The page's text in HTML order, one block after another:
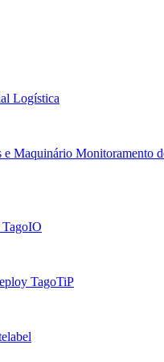
Logística
e Maquinário Monitoramento
TagoIO
TagoTiP